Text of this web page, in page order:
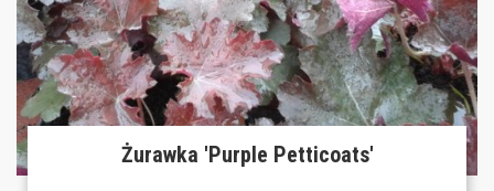
Żurawka 'Purple Petticoats'